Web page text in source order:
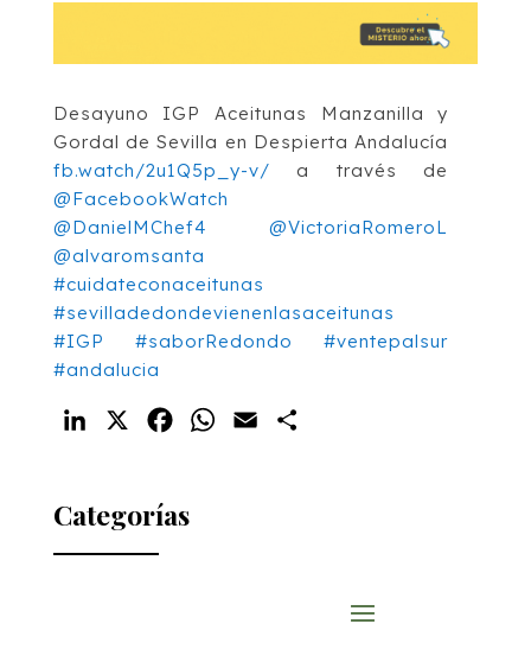
Desayuno IGP Aceitunas Manzanilla y
Gordal de Sevilla en Despierta Andalucía
fb.watch/2u1Q5p_y-v/ a través de
@FacebookWatch
@DanielMChef4
@VictoriaRomeroL
@alvaromsanta
#cuidateconaceitunas
#sevilladedondevienenlasaceitunas
#IGP
#saborRedondo
#ventepalsur
#andalucia
LinkedIn FacebookWhatsApp
Email
Categorías